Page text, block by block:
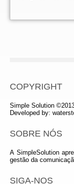
COPYRIGHT
Simple Solution
Developed by:
SOBRE NÓS
A SimpleSolution
gestão da
SIGA-NOS